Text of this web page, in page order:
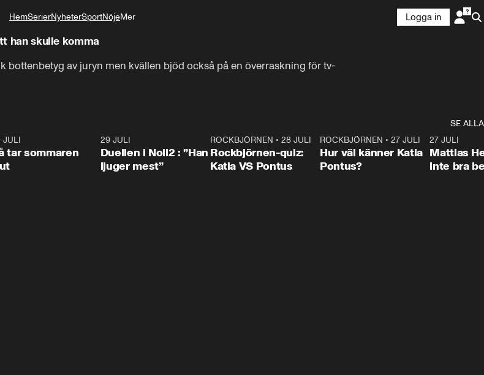
HemSerierNyheterSportNöjeMer
Logga in
han skulle komma
bottenbetyg av juryn men kvällen bjöd också på en överraskning för tv-
SE ALLA
JULI
tar sommaren
29 JULI
Duellen i Noll2 : ”Han
ljuger mest”
0:15
ROCKBJÖRNEN • 28 JULI
Rockbjörnen-quiz:
Katia VS Pontus
0:46
ROCKBJÖRNEN •27 JULI
Hur väl känner Katia
Pontus?
27 JULI
Mattias
inte bra